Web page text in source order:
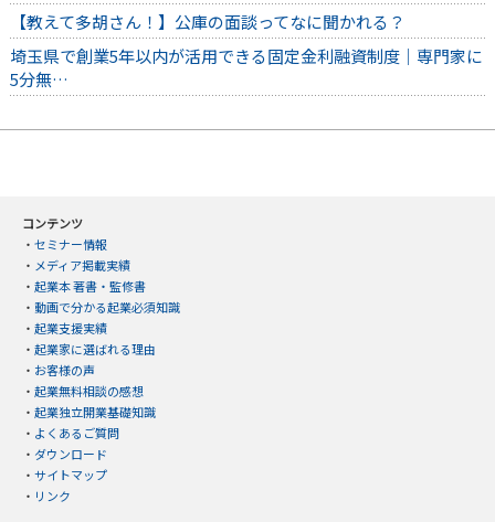
【教えて多胡さん！】公庫の面談ってなに聞かれる？
埼玉県で創業5年以内が活用できる固定金利融資制度｜専門家に
5分無…
コンテンツ
・ セミナー情報
・ メディア掲載実績
・ 起業本 著書・監修書
・ 動画で分かる起業必須知識
・ 起業支援実績
・ 起業家に選ばれる理由
・ お客様の声
・ 起業無料相談の感想
・ 起業独立開業基礎知識
・ よくあるご質問
・ ダウンロード
・ サイトマップ
・ リンク